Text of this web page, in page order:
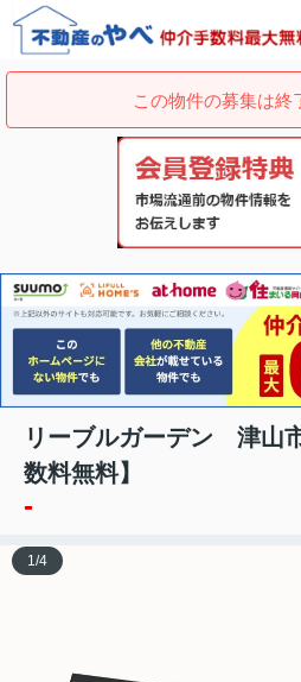
この物件の募集は終
リーブルガーデン 津山
数料無料】
-
1/4